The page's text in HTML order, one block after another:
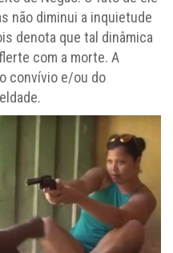
não diminui a inquietude
denota que tal dinâmica
com a morte. A
convívio e/ou do